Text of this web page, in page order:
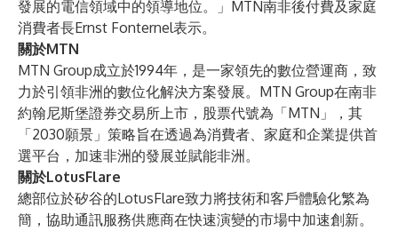
發展的電信領域中的領導地位。」MTN南非後付費及家庭
消費者長Ernst Fonternel表示。
關於MTN
MTN Group成立於1994年，是一家領先的數位營運商，致
力於引領非洲的數位化解決方案發展。MTN Group在南非
約翰尼斯堡證券交易所上市，股票代號為「MTN」，其
「2030願景」策略旨在透過為消費者、家庭和企業提供首
選平台，加速非洲的發展並賦能非洲。
關於LotusFlare
總部位於矽谷的LotusFlare致力將技術和客戶體驗化繁為
簡，協助通訊服務供應商在快速演變的市場中加速創新。